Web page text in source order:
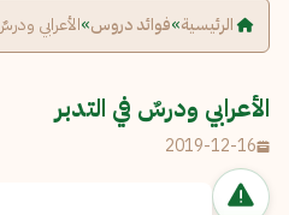
الرئيسية»فوائد دروس»الأعرابي
الأعرابي ودرسٌ في التدبر
2019-12-16